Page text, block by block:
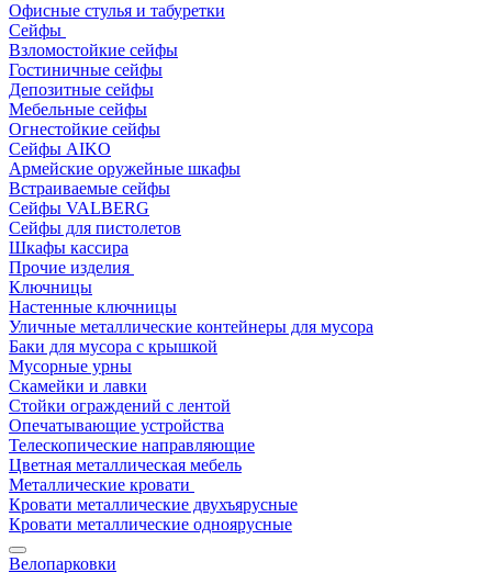
Офисные стулья и табуретки
Сейфы
Взломостойкие сейфы
Гостиничные сейфы
Депозитные сейфы
Мебельные сейфы
Огнестойкие сейфы
Сейфы AIKO
Армейские оружейные шкафы
Встраиваемые сейфы
Сейфы VALBERG
Сейфы для пистолетов
Шкафы кассира
Прочие изделия
Ключницы
Настенные ключницы
Уличные металлические контейнеры для мусора
Баки для мусора с крышкой
Мусорные урны
Скамейки и лавки
Стойки ограждений с лентой
Опечатывающие устройства
Телескопические направляющие
Цветная металлическая мебель
Металлические кровати
Кровати металлические двухъярусные
Кровати металлические одноярусные
Велопарковки